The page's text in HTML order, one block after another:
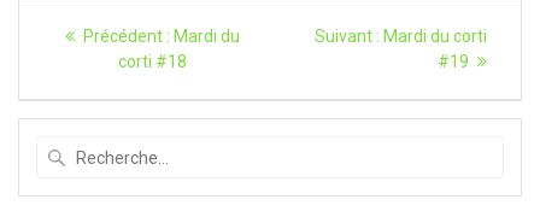
Navigation
l’article
Précédent : Article
précédent
Mardi du
corti #18
Suivant : Article
Mardi du corti
#19
: